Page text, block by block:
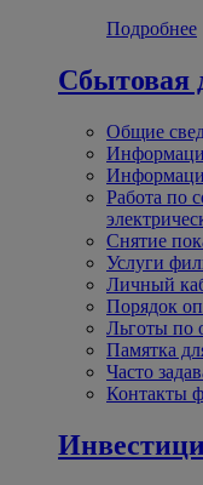
Подробнее
Сбытовая
Общие
Работа по
Снятие
Услуги
Личный
Порядок
Льготы по
Памятка
Часто
Контакты